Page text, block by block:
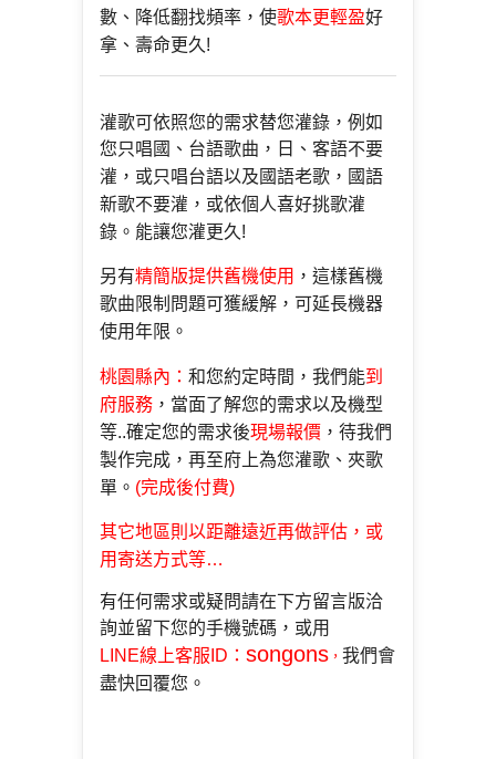
數、降低翻找頻率，使歌本更輕盈好
拿、壽命更久!
灌歌可依照您的需求替您灌錄，例如
您只唱國、台語歌曲，日、客語不要
灌，或只唱台語以及國語老歌，國語
新歌不要灌，或依個人喜好挑歌灌
錄。能讓您灌更久!
另有精簡版提供舊機使用 ，這樣舊機
歌曲限制問題可獲緩解 ，可延長機器
使用年限。
桃園縣內： 和您約定時間，我們能到
府服務 ，當面了解您的需求以及機型
等..確定您的需求後現場報價 ，待我們
製作完成 ，再至府上為您灌歌、夾歌
單。 (完成後付費)
其它地區則以距離遠近再做評估，或
用寄送方式等…
有任何需求或疑問請在下方留言版洽
詢並留下您的手機號碼， 或用
LINE線上客服ID ： songons ， 我們會
盡快回覆您。